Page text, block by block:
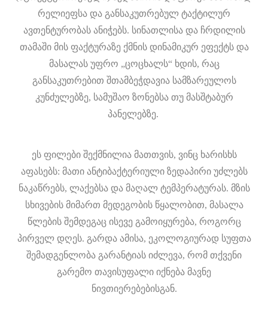
რელიეფსა და განსაკუთრებულ ტაქტილურ
ავთენტურობას ანიჭებს. სინათლისა და ჩრდილის
თამაში მის ფაქტურაზე ქმნის დინამიკურ ეფექტს და
მასალას უფრო „ცოცხალს“ ხდის, რაც
განსაკუთრებით შთამბეჭდავია სამზარეულოს
კუნძულებზე, სამუშაო ზონებსა თუ მასშტაბურ
პანელებზე.
ეს ფილები შექმნილია მათთვის, ვინც ხარისხს
აფასებს: მათი ანტიბაქტერიული ზედაპირი უძლებს
ნაკაწრებს, ლაქებსა და მაღალ ტემპერატურას. მზის
სხივების მიმართ მედეგობის წყალობით, მასალა
წლების შემდეგაც ისევე გამოიყურება, როგორც
პირველ დღეს. გარდა ამისა, ეკოლოგიურად სუფთა
შემადგენლობა გარანტიას იძლევა, რომ თქვენი
გარემო თავისუფალი იქნება მავნე
ნივთიერებებისგან.